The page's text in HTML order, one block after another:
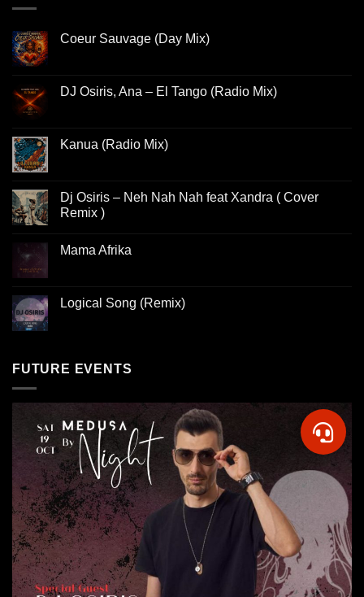
Coeur Sauvage (Day Mix)
DJ Osiris, Ana – El Tango (Radio Mix)
Kanua (Radio Mix)
Dj Osiris – Neh Nah Nah feat Xandra ( Cover
Remix )
Mama Afrika
Logical Song (Remix)
FUTURE EVENTS